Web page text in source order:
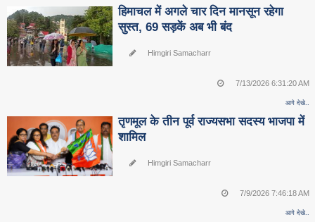
हिमाचल में अगले चार दिन मानसून रहेगा
सुस्त, 69 सड़कें अब भी बंद
Himgiri Samacharr
7/13/2026 6:31:20 AM
आगे देखे..
तृणमूल के तीन पूर्व राज्यसभा सदस्य भाजपा में
शामिल
Himgiri Samacharr
7/9/2026 7:46:18 AM
आगे देखे..